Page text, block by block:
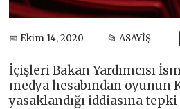
📅 Ekim 14, 2020 📂 ASAYİŞ
İçişleri Bakan Yardımcısı
medya hesabından oyunun
yasaklandığı iddiasına